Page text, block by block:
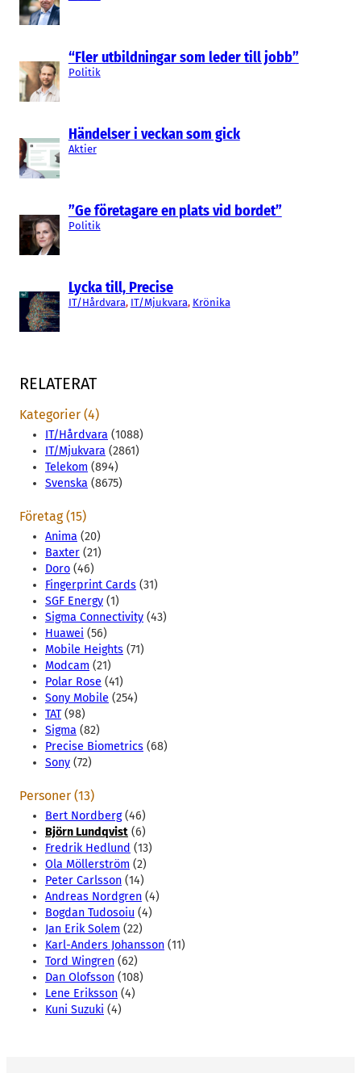
“Fler utbildningar som leder till jobb”
Politik
Händelser i veckan som gick
Aktier
”Ge företagare en plats vid bordet”
Politik
Lycka till, Precise
IT/Hårdvara, IT/Mjukvara, Krönika
RELATERAT
Kategorier (4)
IT/Hårdvara (1088)
IT/Mjukvara (2861)
Telekom (894)
Svenska (8675)
Företag (15)
Anima (20)
Baxter (21)
Doro (46)
Fingerprint Cards (31)
SGF Energy (1)
Sigma Connectivity (43)
Huawei (56)
Mobile Heights (71)
Modcam (21)
Polar Rose (41)
Sony Mobile (254)
TAT(98)
Sigma (82)
Precise Biometrics (68)
Sony (72)
Personer (13)
Bert Nordberg(46)
Björn Lundqvist (6)
Fredrik Hedlund (13)
Ola Möllerström (2)
Peter Carlsson (14)
Andreas Nordgren (4)
Bogdan Tudosoiu (4)
Jan Erik Solem (22)
Karl-Anders Johansson (11)
Tord Wingren (62)
Dan Olofsson (108)
Lene Eriksson (4)
Kuni Suzuki (4)